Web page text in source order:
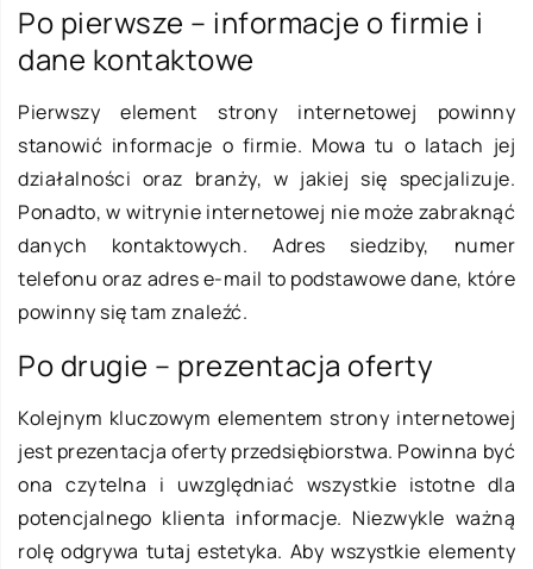
Po pierwsze – informacje o firmie i
dane kontaktowe
Pierwszy element strony internetowej powinny
stanowić informacje o firmie. Mowa tu o latach jej
działalności oraz branży, w jakiej się specjalizuje.
Ponadto, w witrynie internetowej nie może zabraknąć
danych kontaktowych. Adres siedziby, numer
telefonu oraz adres e-mail to podstawowe dane, które
powinny się tam znaleźć.
Po drugie – prezentacja oferty
Kolejnym kluczowym elementem strony internetowej
jest prezentacja oferty przedsiębiorstwa. Powinna być
ona czytelna i uwzględniać wszystkie istotne dla
potencjalnego klienta informacje. Niezwykle ważną
rolę odgrywa tutaj estetyka. Aby wszystkie elementy